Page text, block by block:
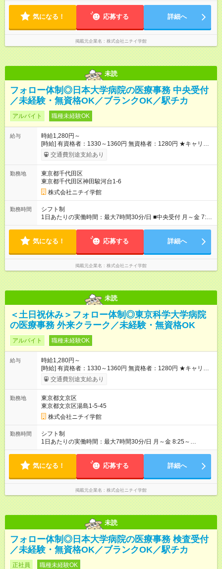
日でのシフト制 ※週2～4日の扶養控除内のお仕事
気になる！ 応募する 詳細へ
掲載元企業名 株式会社ニチイ学館
未読
フォロー体制◎日本大学病院の医療事務 中央受付
／未経験・無資格OK／ブランクOK／駅チカ
アルバイト 職種未経験OK
給与
時給1,280円～
[時給] 有資格者：1330～1360円 無資格者：1280円 ★キャリア
アップ制度あり 進級により給与がアップします！ 【試用期間】
試用期間あり 試用期間の長さ：3ヶ月 雇用形態、給与は本採用
交通費別途支給あり
勤務地
東京都千代田区
東京都千代田区神田駿河台1-6
株式会社ニチイ学館
勤務時間
シフト制
1日あたりの実働時間：最大7時間30分/日 ■中央受付 月～金 7:40
～16:10 8:20～16:50 8:40～17:10 各休憩60分 土 7:40～13:10
シフト制 ※週2～3日の扶養控除内のお仕事
気になる！ 応募する 詳細へ
掲載元企業名 株式会社ニチイ学館
未読
＜土日祝休み＞フォロー体制◎東京科学大学病院
の医療事務 外来クラーク／未経験・無資格OK
アルバイト 職種未経験OK
給与
時給1,280円～
[時給] 有資格者：1330～1360円 無資格者：1280円 ★キャリア
アップ制度あり 進級により給与がアップします！ 【試用期間】
試用期間あり 試用期間の長さ：3ヶ月 雇用形態、給与は本採用
交通費別途支給あり
勤務地
東京都文京区
東京都文京区湯島1-5-45
株式会社ニチイ学館
勤務時間
シフト制
1日あたりの実働時間：最大7時間30分/日 月～金 8:25～
16:55（休憩60分） 8:30～17:00（休憩60分） ※上記曜日や時間
気になる！ 応募する 詳細へ
掲載元企業名 株式会社ニチイ学館
未読
フォロー体制◎日本大学病院の医療事務 検査受付
／未経験・無資格OK／ブランクOK／駅チカ
正社員 職種未経験OK